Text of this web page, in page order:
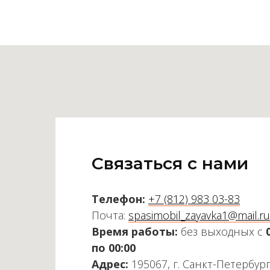
Связаться с нами
Телефон: +7 (812) 983 03-83
Почта: spasimobil_zayavka1@mail.ru
Время работы: без выходных с
по 00:00
Адрес: 195067, г. Санкт-